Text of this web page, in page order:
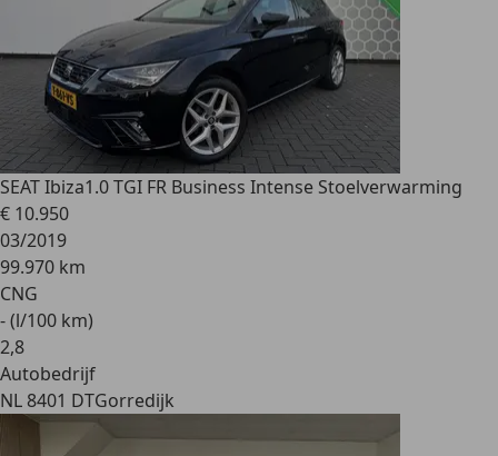
SEAT Ibiza1.0 TGI FR Business Intense Stoelverwarming
€ 10.950
03/2019
99.970 km
CNG
- (l/100 km)
2,8
Autobedrijf
NL 8401 DTGorredijk